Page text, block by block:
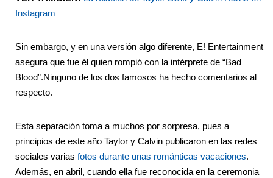
Instagram
Sin embargo, y en una versión algo diferente, E! Entertainment
asegura que fue él quien rompió con la intérprete de “Bad
Blood”.Ninguno de los dos famosos ha hecho comentarios al
respecto.
Esta separación toma a muchos por sorpresa, pues a
principios de este año Taylor y Calvin publicaron en las redes
sociales varias fotos durante unas románticas vacaciones.
Además, en abril, cuando ella fue reconocida en la ceremonia